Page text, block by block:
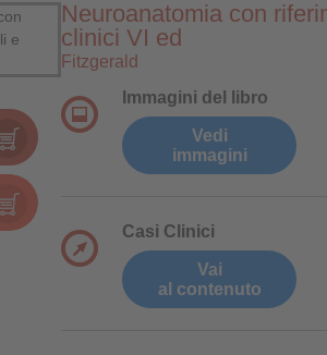
Neuroanatomia con
clinici VI ed
Fitzgerald
Immagini del libro
Vedi
immagini
Casi Clinici
Vai
al contenuto